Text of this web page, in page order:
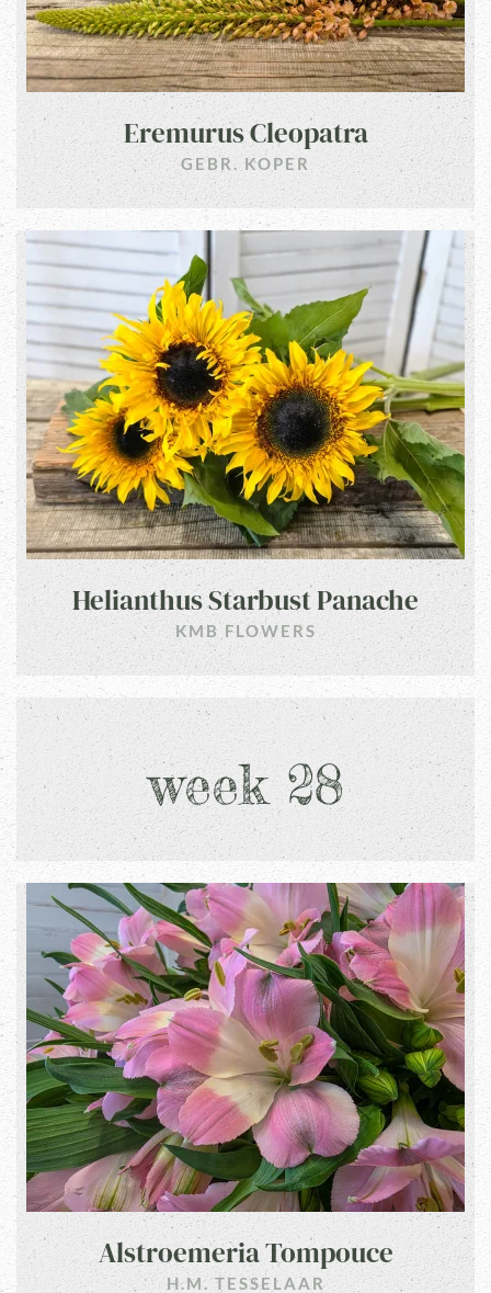
Eremurus Cleopatra
GEBR. KOPER
Helianthus Starbust Panache
KMB FLOWERS
week 28
Alstroemeria Tompouce
H.M. TESSELAAR